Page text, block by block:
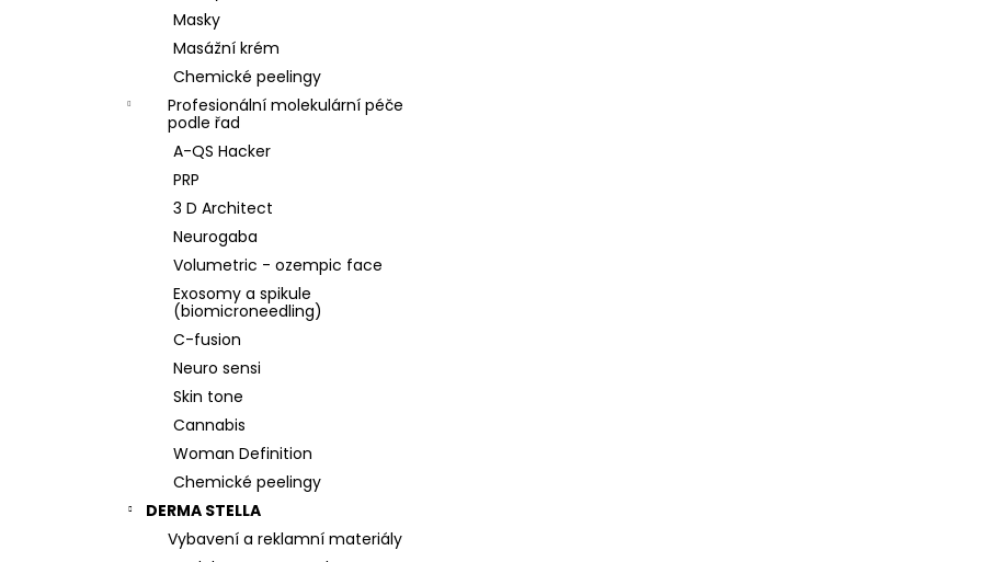
Masky
Masážní krém
Chemické peelingy
Profesionální molekulární péče
podle řad
A-QS Hacker
PRP
3 D Architect
Neurogaba
Volumetric - ozempic face
Exosomy a spikule
(biomicroneedling)
C-fusion
Neuro sensi
Skin tone
Cannabis
Woman Definition
Chemické peelingy
DERMA STELLA
Vybavení a reklamní materiály